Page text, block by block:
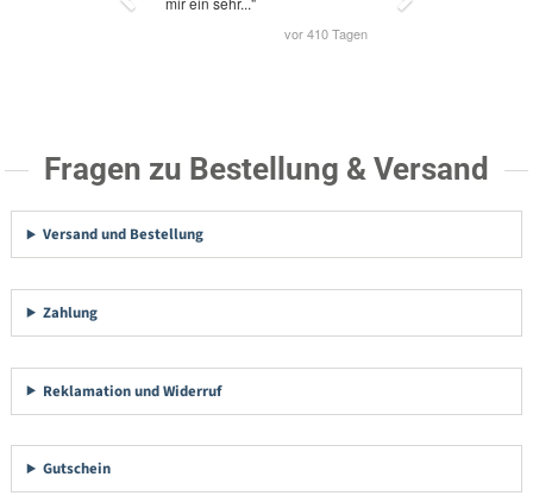
Fragen zu Bestellung & Versand
Versand und Bestellung
Zahlung
Reklamation und Widerruf
Gutschein